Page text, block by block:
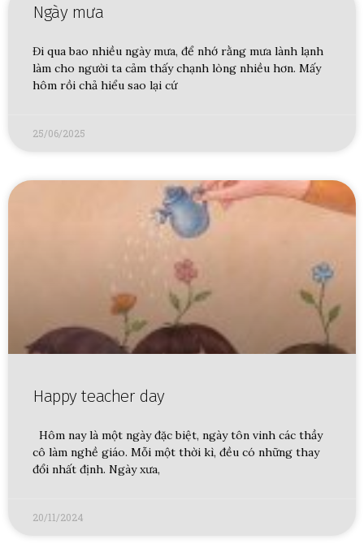
Ngày mưa
Đi qua bao nhiều ngày mưa, để nhớ rằng mưa lành lạnh
làm cho người ta cảm thấy chạnh lòng nhiều hơn. Mấy
hôm rồi chả hiểu sao lại cứ
25/06/2025
Happy teacher day
Hôm nay là một ngày đặc biệt, ngày tôn vinh các thầy
cô làm nghề giáo. Mỗi một thời kì, đều có những thay
đổi nhất định. Ngày xưa,
20/11/2024